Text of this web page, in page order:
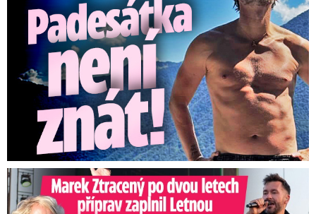
Marek Ztracený na Letné: Pártlová stopla koncert